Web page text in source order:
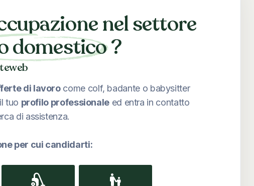
nel settore
domestico?
di lavorocome colf, badante o babysitter
tuo profilo professionale ed entra in contatto
di assistenza.
per cui candidarti:
vacuum escalator_warning